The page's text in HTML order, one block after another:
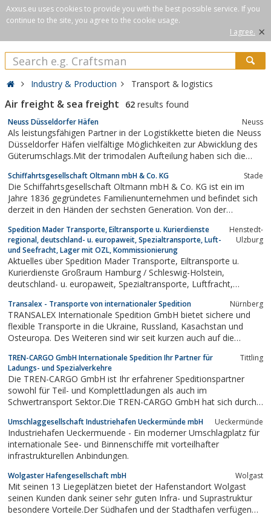
Axxus.eu uses cookies to provide you with the best possible service. If you
continue to the site, you agree to the cookie usage.
I agree. ×
Industry & Production Transport & logistics
Air freight & sea freight 62 results found
Neuss Düsseldorfer Häfen Neuss
Als leistungsfähigen Partner in der Logistikkette bieten die Neuss
Düsseldorfer Häfen vielfältige Möglichkeiten zur Abwicklung des
Güterumschlags.Mit der trimodalen Aufteilung haben sich die
Drehscheibe der Region entwickelt und sind ein zentraler
Ansprechpartner für...
Schiffahrtsgesellschaft Oltmann mbH & Co. KG Stade
Die Schiffahrtsgesellschaft Oltmann mbH & Co. KG ist ein im
Jahre 1836 gegründetes Familienunternehmen und befindet sich
derzeit in den Händen der sechsten Generation. Von der
Schiffe bis hin zur Abwicklung beim Verkauf wird das komplette
Spektrum der anfallenden...
Spedition Mader Transporte, Eiltransporte u. Kurierdienste
regional, deutschland- u. europaweit, Spezialtransporte, Luft-
und Seefracht, Lager mit OZL, Kommissionierung
Henstedt-
Ulzburg
Aktuelles über Spedition Mader Transporte, Eiltransporte u.
Kurierdienste Großraum Hamburg / Schleswig-Holstein,
deutschland- u. europaweit, Spezialtransporte, Luftfracht,
Ansprechpartner, Fuhrpark, freie Jobs, Schiffspositionen live auf
der Elbe und etwas zum...
Transalex - Transporte von internationaler Spedition Nürnberg
TRANSALEX Internationale Spedition GmbH bietet sichere und
flexible Transporte in die Ukraine, Russland, Kasachstan und
Osteuropa. Des Weiteren sind wir seit kurzen auch auf die
unserem Service gehören folgende Transport- und
Logistikdienstleistungen:•...
TREN-CARGO GmbH Internationale Spedition Ihr Partner für
Ladungs- und Spezialverkehre
Tittling
Die TREN-CARGO GmbH ist Ihr erfahrener Speditionspartner
sowohl für Teil- und Komplettladungen als auch im
Schwertransport Sektor.Die TREN-CARGO GmbH hat sich durch
Ideologie zu einem zuverlässigen Partner auf dem
Transportsektor entwickelt. Seriosität und Pünktlichkeit...
Umschlaggesellschaft Industriehafen Ueckermünde mbH Ueckermünde
Industriehafen Ueckermuende - Ein moderner Umschlagplatz für
internationale See- und Binnenschiffe mit vorteilhafter
infrastrukturellen Anbindungen.
Wolgaster Hafengesellschaft mbH Wolgast
Mit seinen 13 Liegeplätzen bietet der Hafenstandort Wolgast
seinen Kunden dank seiner sehr guten Infra- und Suprastruktur
besondere Vorteile.Der Südhafen und der Stadthafen verfügen